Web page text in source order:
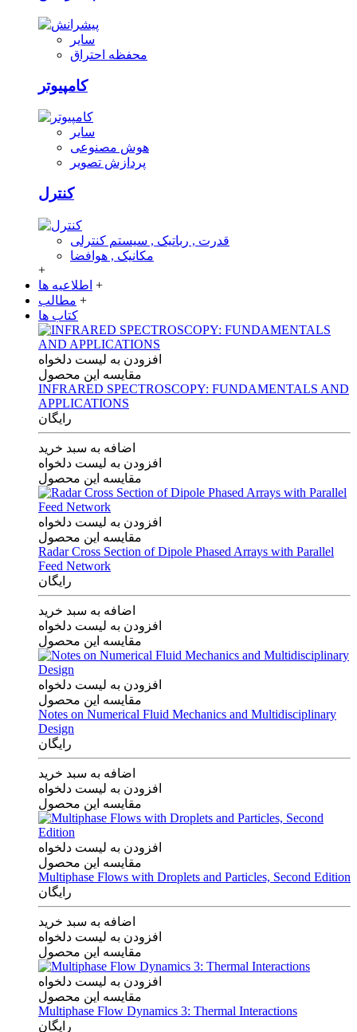
سایر
محفظه احتراق
کامپیوتر
سایر
هوش مصنوعی
پردازش تصویر
کنترل
قدرت , رباتیک , سیستم کنترلی
مکانیک , هوافضا
+
اطلاعیه ها +
مطالب +
کتاب ها
افزودن به لیست دلخواه
مقایسه این محصول
INFRARED SPECTROSCOPY: FUNDAMENTALS AND
APPLICATIONS
رایگان
اضافه به سبد خرید
افزودن به لیست دلخواه
مقایسه این محصول
افزودن به لیست دلخواه
مقایسه این محصول
Radar Cross Section of Dipole Phased Arrays with Parallel
Feed Network
رایگان
اضافه به سبد خرید
افزودن به لیست دلخواه
مقایسه این محصول
افزودن به لیست دلخواه
مقایسه این محصول
Notes on Numerical Fluid Mechanics and Multidisciplinary
Design
رایگان
اضافه به سبد خرید
افزودن به لیست دلخواه
مقایسه این محصول
افزودن به لیست دلخواه
مقایسه این محصول
Multiphase Flows with Droplets and Particles, Second Edition
رایگان
اضافه به سبد خرید
افزودن به لیست دلخواه
مقایسه این محصول
افزودن به لیست دلخواه
مقایسه این محصول
Multiphase Flow Dynamics 3: Thermal Interactions
رایگان